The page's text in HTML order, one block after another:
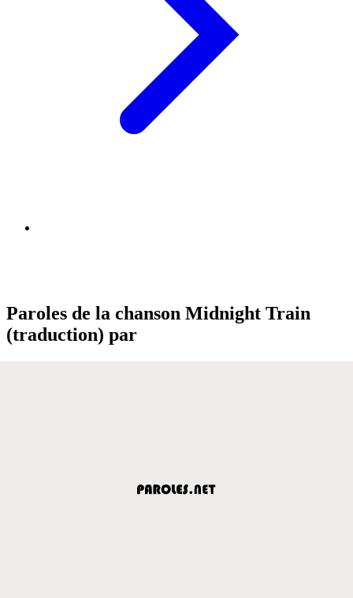
Paroles de la chanson Midnight Train
(traduction) par